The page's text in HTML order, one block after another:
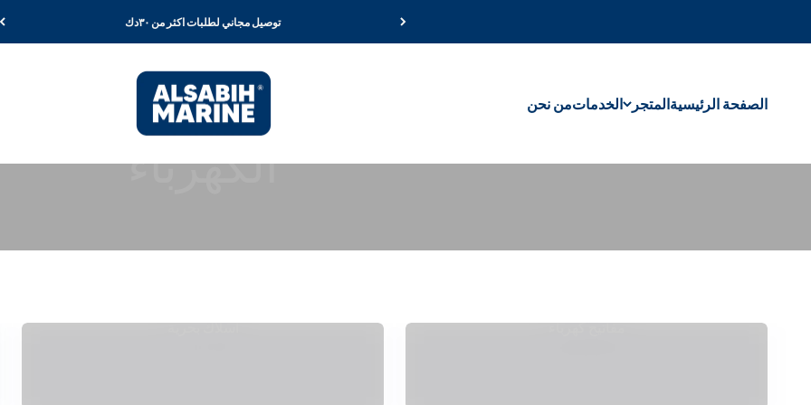
توصيل مجاني لطلبات اكثر من ٣٠دك
الصفحة الرئيسيةالمتجر الخدماتمن نحن
Al Sabih Marine
مفاتيح كهرباء أسلاك بحرية